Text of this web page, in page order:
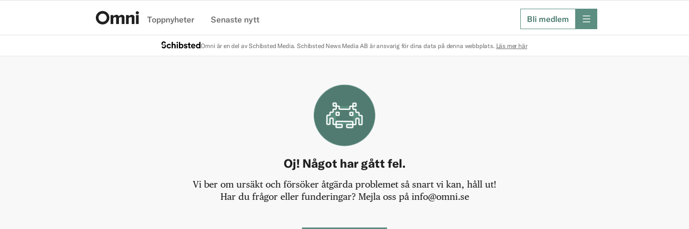
Toppnyheter Senaste nytt Bli medlem meny
Omni är en del av Schibsted Media. Schibsted News Media AB är ansvarig för dina data på denna webbplats. Läs mer här
Oj! Något har gått fel.
Vi ber om ursäkt och försöker åtgärda problemet så snart vi kan, håll ut!
Har du frågor eller funderingar? Mejla oss på info@omni.se